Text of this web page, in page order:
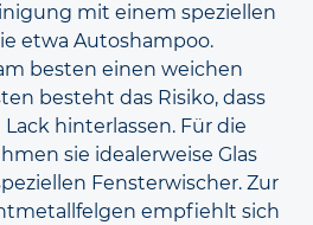
mit einem speziellen
etwa Autoshampoo.
besten einen weichen
besteht das Risiko, dass
Lack hinter lassen. Für die
sie idealerweise Glas
Fenster­wischer. Zur
metall felgen empfiehlt sich